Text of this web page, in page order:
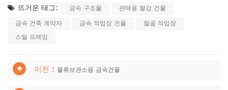
뜨거운 태그:
금속 구조물
판매용 철강 건물
금속 건축 계약자
금속 작업장 건물
철골 작업장
스틸 프레임
이전 : 물류보관소용 금속건물